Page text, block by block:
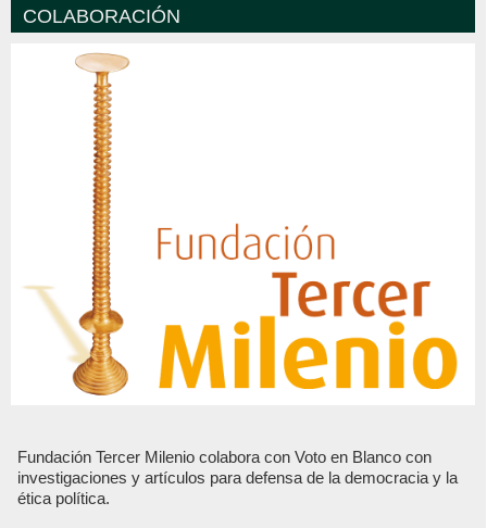
COLABORACIÓN
Fundación Tercer Milenio colabora con Voto en Blanco con
investigaciones y artículos para defensa de la democracia y la
ética política.